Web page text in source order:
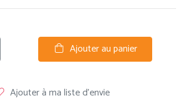
Ajouter au panier
Ajouter à ma liste d'envie